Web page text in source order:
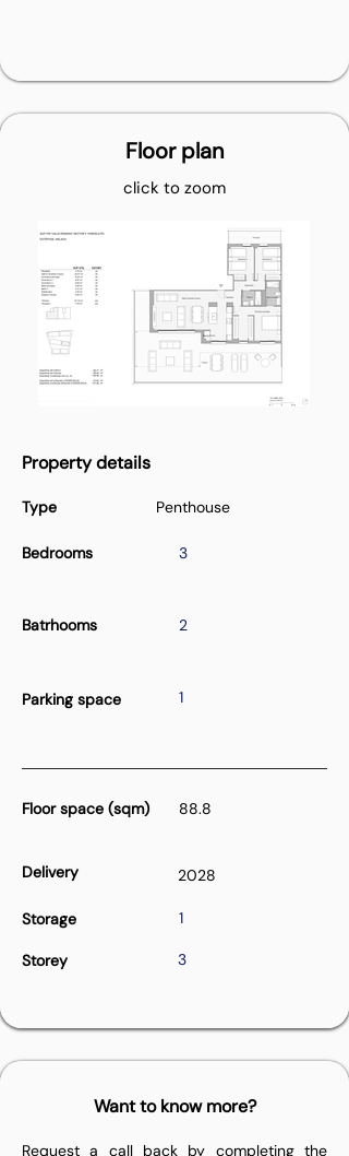
Floor plan
click to zoom
Property details
Type
Bedrooms
Penthouse
3
Batrhooms 2
Parking space 1
Floor space (sqm) 88.8
Delivery 2028
Storage 1
Storey 3
Want to know more?
Request a call back by completing the